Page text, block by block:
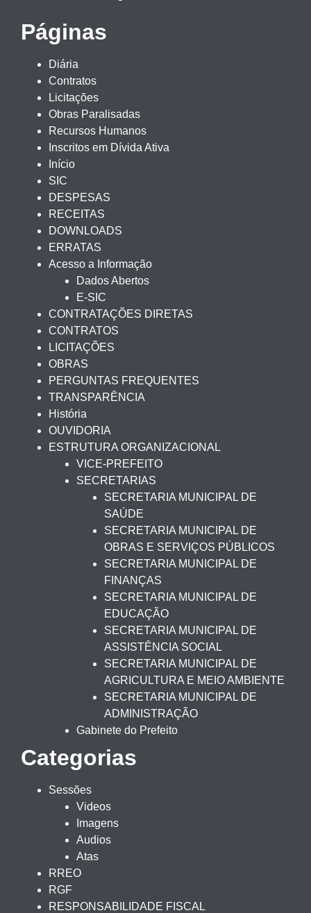
Páginas
Diária
Contratos
Licitações
Obras Paralisadas
Recursos Humanos
Inscritos em Dívida Ativa
Início
SIC
DESPESAS
RECEITAS
DOWNLOADS
ERRATAS
Acesso a Informação
Dados Abertos
E-SIC
CONTRATAÇÕES DIRETAS
CONTRATOS
LICITAÇÕES
OBRAS
PERGUNTAS FREQUENTES
TRANSPARÊNCIA
História
OUVIDORIA
ESTRUTURA ORGANIZACIONAL
VICE-PREFEITO
SECRETARIAS
SECRETARIA MUNICIPAL DE
SAÚDE
SECRETARIA MUNICIPAL DE
OBRAS E SERVIÇOS PÚBLICOS
SECRETARIA MUNICIPAL DE
FINANÇAS
SECRETARIA MUNICIPAL DE
EDUCAÇÃO
SECRETARIA MUNICIPAL DE
ASSISTÊNCIA SOCIAL
SECRETARIA MUNICIPAL DE
AGRICULTURA E MEIO AMBIENTE
SECRETARIA MUNICIPAL DE
ADMINISTRAÇÃO
Gabinete do Prefeito
Categorias
Sessões
Videos
Imagens
Audios
Atas
RREO
RGF
RESPONSABILIDADE FISCAL